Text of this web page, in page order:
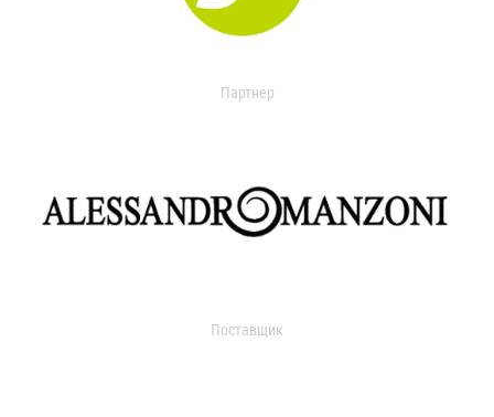
Партнер
Поставщик